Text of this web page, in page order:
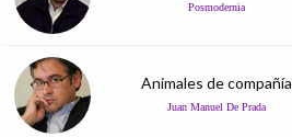
Posmodernia
Animales de compañía
Juan Manuel De Prada